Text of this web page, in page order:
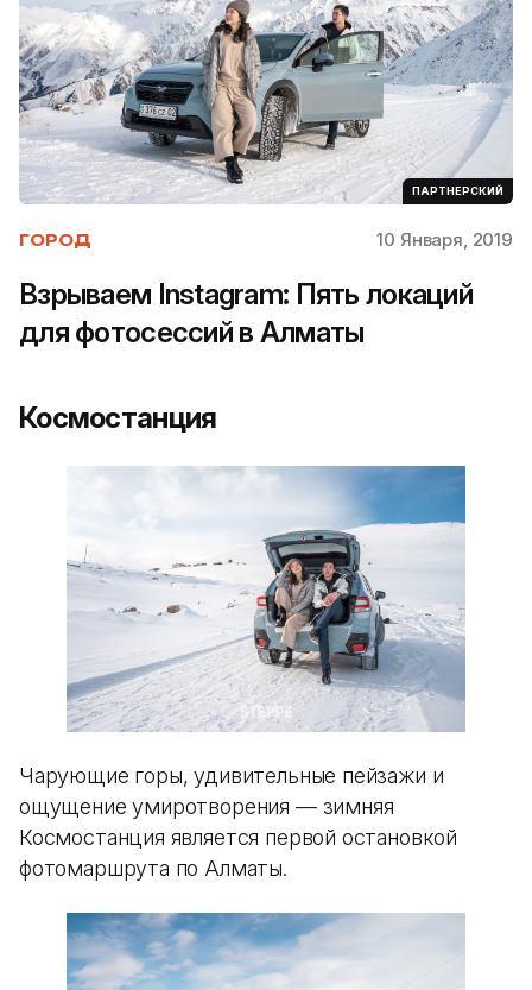
ПАРТНЕРСКИЙ
ГОРОД 10 Января, 2019
Взрываем Instagram: Пять локаций
для фотосессий в Алматы
Космостанция
Чарующие горы, удивительные пейзажи и
ощущение умиротворения — зимняя
Космостанция является первой остановкой
фотомаршрута по Алматы.